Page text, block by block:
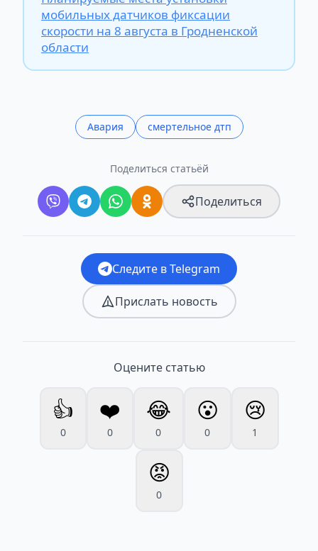
мобильных датчиков фиксации
скорости на 8 августа в Гродненской
области
Авария смертельное дтп
Поделиться статьёй
Поделиться
Следите в Telegram
Прислать новость
Оцените статью
👍
0
❤️
0
😂
0
😮
0
😢
1
😡
0